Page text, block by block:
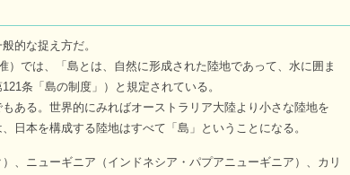
的な捉え方だ。
では、「島とは、自然に形成された陸地であって、水に囲ま
条「島の制度」）と規定されている。
ある。世界的にみればオーストラリア大陸より小さな陸地を
日本を構成する陸地はすべて「島」ということになる。
、ニューギニア（インドネシア・パプアニューギニア）、カリ